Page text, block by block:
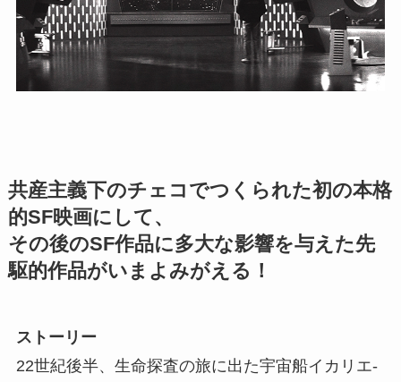
共産主義下のチェコでつくられた初の本格
的SF映画にして、
その後のSF作品に多大な影響を与えた先
駆的作品がいまよみがえる！
ストーリー
22世紀後半、生命探査の旅に出た宇宙船イカリエ-